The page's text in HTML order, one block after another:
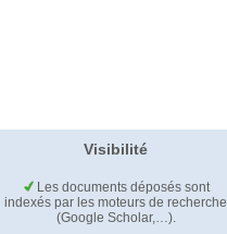
Visibilité
Les documents déposés sont
indexés par les moteurs de recherche
(Google Scholar,…).